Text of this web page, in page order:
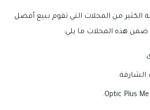
الكثير من المحلات التي تقوم ببيع أفضل
ضمن هذه المحلات ما يلي:
الشارقة.